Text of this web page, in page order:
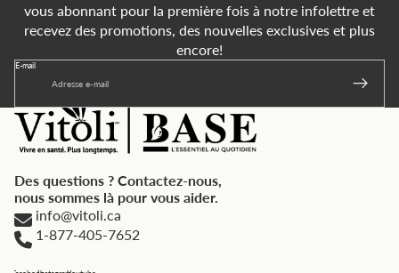
vous abonnant pour la première fois à notre infolettre et
recevez des promotions, des nouvelles exclusives et plus
encore!
E-mail
Des questions ? Contactez-nous,
nous sommes là pour vous aider.
info@vitoli.ca
1-877-405-7652